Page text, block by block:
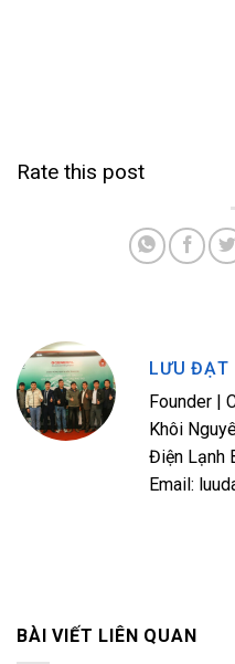
BÀI VIẾT LIÊN QUAN
Rate this post
LƯU ĐẠT
Founder |
Khôi
Điện Lạnh
Email: